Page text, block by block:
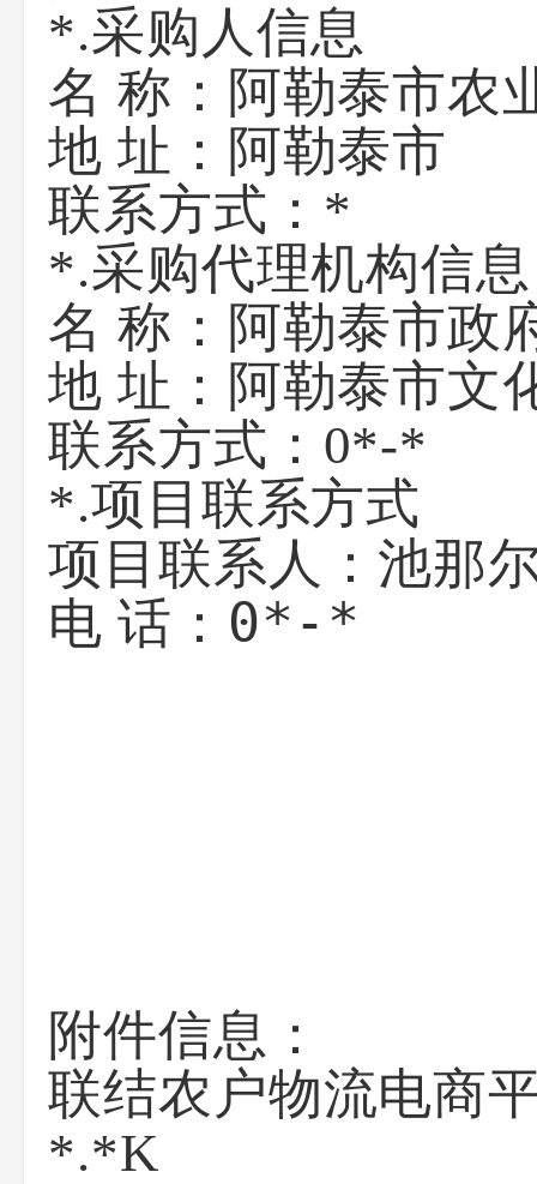
*.采购人信息
名 称： 阿勒泰市农
地 址： 阿勒泰市
联系方式： *
*.采购代理机构信息
名 称： 阿勒泰市政
地 址： 阿勒泰市文
联系方式： 0*-*
*.项目联系方式
项目联系人： 池那
电 话： 0*-*
附件信息：
联结农户物流电商
*.*K